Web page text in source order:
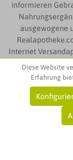
informieren
ausgewogene
Internet
auf
©
Diese Website
Erfahrung